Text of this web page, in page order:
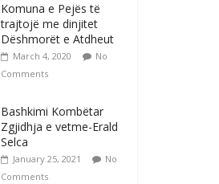
Komuna e Pejës të
trajtojë me dinjitet
Dëshmorët e Atdheut
March 4, 2020
No
Comments
Bashkimi Kombëtar
Zgjidhja e vetme-Erald
Selca
January 25, 2021
No
Comments